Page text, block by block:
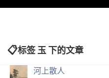
标签 玉 下的文章
河上散人